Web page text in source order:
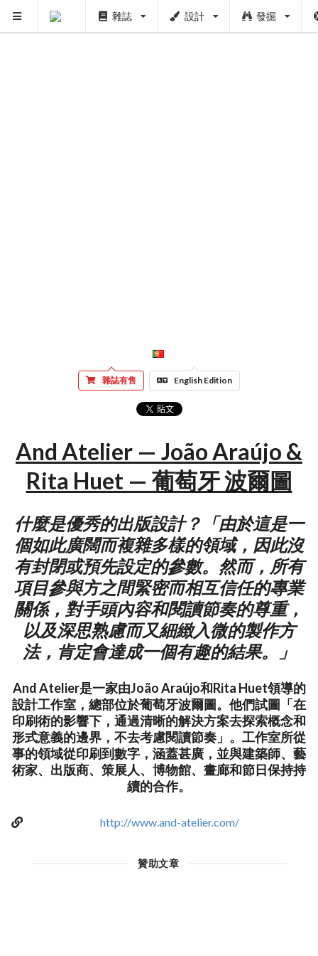
雜誌 設計 發掘
雜誌有售 English Edition
And Atelier — João Araújo &
Rita Huet — 葡萄牙 波爾圖
什麼是優秀的出版設計？「由於這是一
個如此廣闊而複雜多樣的領域，因此沒
有封閉或預先設定的參數。然而，所有
項目參與方之間緊密而相互信任的專業
關係，對手頭內容和閱讀節奏的尊重，
以及深思熟慮而又細緻入微的製作方
法，肯定會達成一個有趣的結果。」
And Atelier是一家由João Araújo和Rita Huet領導的
設計工作室，總部位於葡萄牙波爾圖。他們試圖「在
印刷術的影響下，通過清晰的解決方案去探索概念和
形式意義的邊界，不去考慮閱讀節奏」。工作室所從
事的領域從印刷到數字，涵蓋甚廣，並與建築師、藝
術家、出版商、策展人、博物館、畫廊和節日保持持
續的合作。
http://www.and-atelier.com/
贊助文章